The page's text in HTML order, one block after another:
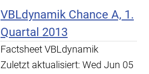
VBLdynamik Chance A, 1.
Quartal 2013
Factsheet VBLdynamik
Zuletzt aktualisiert: Wed Jun 05